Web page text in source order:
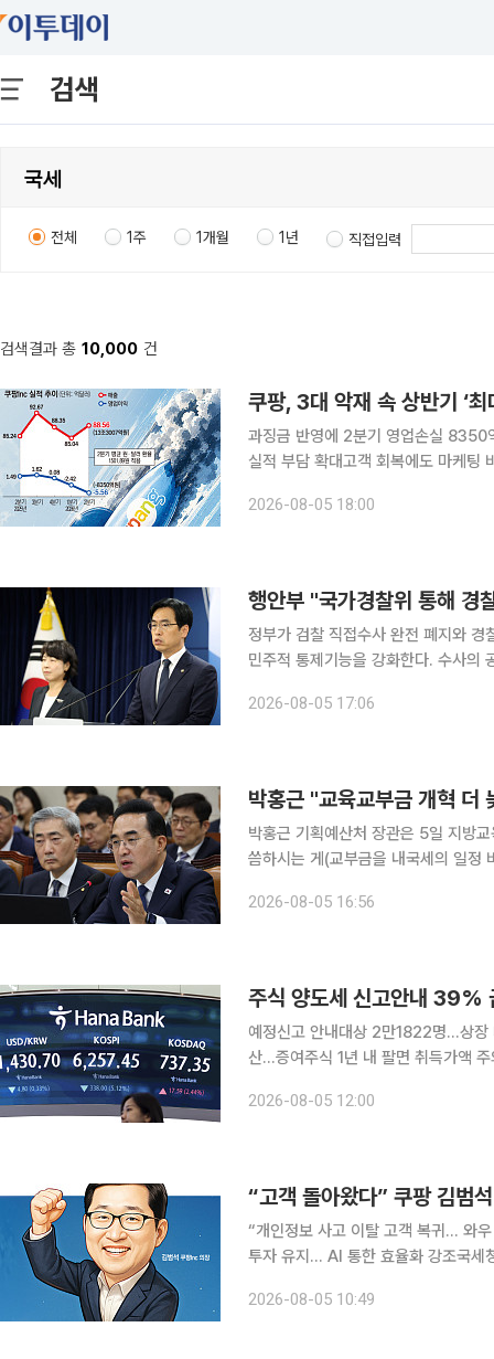
검색
전체 1주 1개월 1년 직접입력
검색결과 총 10,000 건
쿠팡, 3대 악재 속 상반기 ‘최
과징금 반영에 2분기 영업손실 8350
실적 부담 확대고객 회복에도 마케팅 비용 지
징금이 손실을 키우면서 올 상반기 누
2026-08-05 18:00
행안부 "국가경찰위 통해 경
정부가 검찰 직접수사 완전 폐지와 경
민주적 통제기능을 강화한다. 수사의 공정성을 제고하
고유가 피해지원금 지급, 인공지능
2026-08-05 17:06
박홍근 "교육교부금 개혁 더
박홍근 기획예산처 장관은 5일 지방
씀하시는 게(교부금을 내국세의 일정
20.79%를 교육교부금으로 자동배분
2026-08-05 16:56
주식 양도세 신고안내 39%
예정신고 안내대상 2만1822명…상장
산…증여주식 1년 내 팔면 취득가액 주의 국내주식 양도차익에 해외주식 손실을 미리 반영해
년 5월 확정신고 때 통산해야 하기 때
2026-08-05 12:00
“개인정보 사고 이탈 고객 복귀… 와
투자 유지… AI 통한 효율화 강조국
수준도 회복하고 있다고 밝혔다. 이어
2026-08-05 10:49